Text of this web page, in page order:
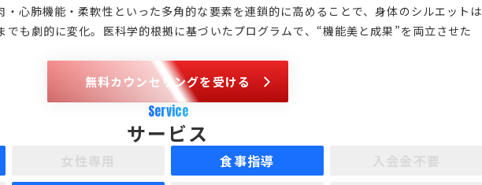
・心肺機能・柔軟性といった多角的な要素を連鎖的に高めることで、身体のシルエットは
でも劇的に変化。医科学的根拠に基づいたプログラムで、“機能美と成果”を両立させた
無料カウンセリングを受ける
Service
サービス
食事指導